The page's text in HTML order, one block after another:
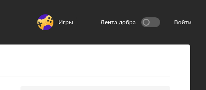
Игры Лента добра Войти